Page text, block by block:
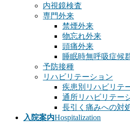
内視鏡検査
専門外来
禁煙外来
物忘れ外来
頭痛外来
睡眠時無呼吸症候
予防接種
リハビリテーション
疾患別リハビリテ
通所リハビリテー
長引く痛みへの対
入院案内Hospitalization